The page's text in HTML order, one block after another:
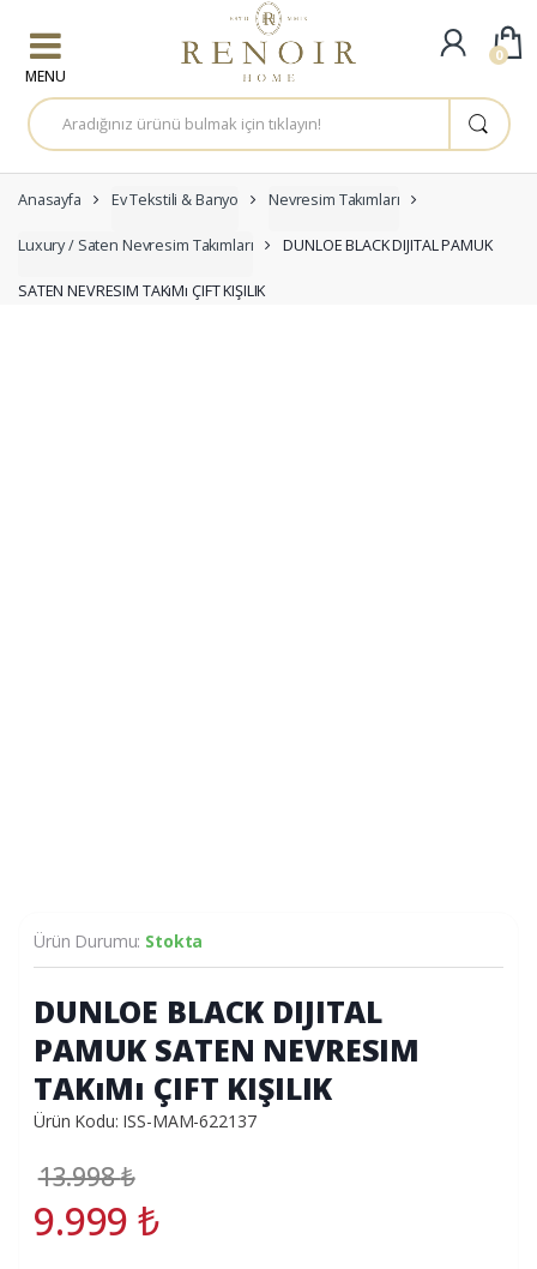
A
r
a
a
:
Anasayfa Ev Tekstili & Banyo Nevresim Takımları
Luxury / Saten Nevresim Takımları DUNLOE BLACK DIJITAL PAMUK
SATEN NEVRESIM TAKıMı ÇIFT KIŞILIK
Ürün Durumu: Stokta
DUNLOE BLACK DIJITAL
PAMUK SATEN NEVRESIM
TAKıMı ÇIFT KIŞILIK
Ürün Kodu: ISS-MAM-622137
13.998₺
9.999₺
0